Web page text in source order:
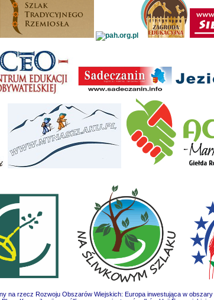
na rzecz Rozwoju Obszarów Wiejskich: Europa inwestująca w obszary